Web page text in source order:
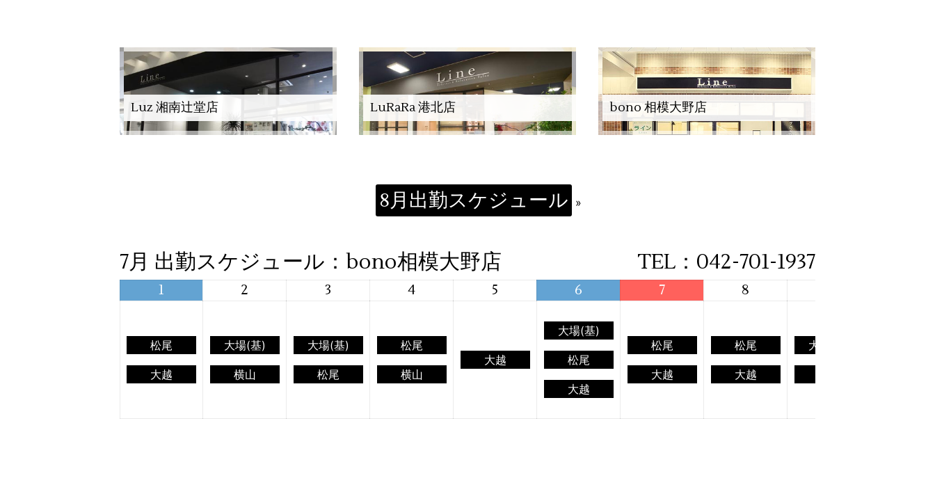
Luz 湘南辻堂店 LuRaRa 港北店 bono 相模大野店
8月出勤スケジュール »
7月 出勤スケジュール：bono相模大野店 TEL：042-701-1937
1 2 3 4 5 6 7 8
松尾
大越
大場(基)
横山
大場(基)
松尾
松尾
横山
大越
大場(基)
松尾
大越
松尾
大越
松尾
大越
大場(基)